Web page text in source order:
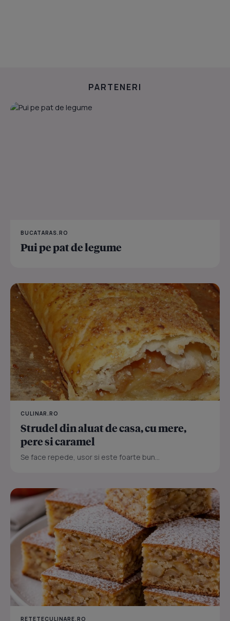
PARTENERI
BUCATARAS.RO
Pui pe pat de legume
CULINAR.RO
Strudel din aluat de casa, cu mere,
pere si caramel
Se face repede, usor si este foarte bun...
RETETECULINARE.RO